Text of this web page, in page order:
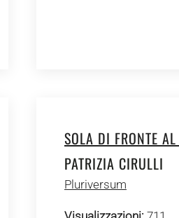
SOLA DI FRONTE
PATRIZIA CIRULLI
Pluriversum